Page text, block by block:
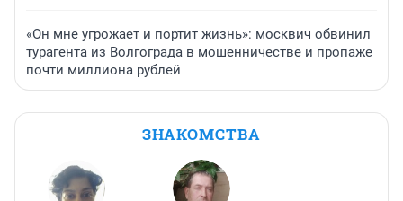
«Он мне угрожает и портит жизнь»: москвич обвинил
турагента из Волгограда в мошенничестве и пропаже
почти миллиона рублей
ЗНАКОМСТВА